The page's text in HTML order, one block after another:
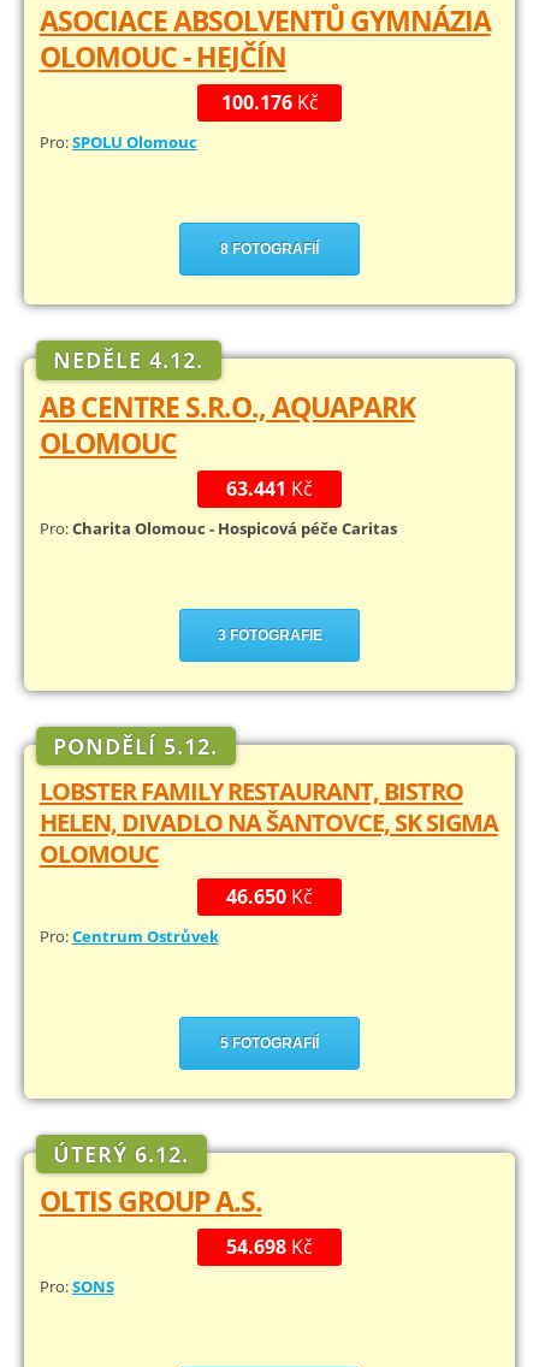
ASOCIACE ABSOLVENTŮ GYMNÁZIA
OLOMOUC - HEJČÍN
100.176Kč
Pro:SPOLU Olomouc
8 FOTOGRAFIÍ
NEDĚLE 4.12.
AB CENTRE S.R.O., AQUAPARK
OLOMOUC
63.441 Kč
Pro:Charita Olomouc - Hospicová péče Caritas
3 FOTOGRAFIE
PONDĚLÍ 5.12.
LOBSTER FAMILY RESTAURANT, BISTRO
HELEN, DIVADLO NA ŠANTOVCE, SK SIGMA
OLOMOUC
46.650 Kč
Pro:Centrum Ostrůvek
5 FOTOGRAFIÍ
ÚTERÝ 6.12.
OLTIS GROUP A.S.
54.698 Kč
Pro:SONS